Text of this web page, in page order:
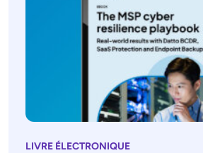
LIVRE ÉLECTRONIQUE